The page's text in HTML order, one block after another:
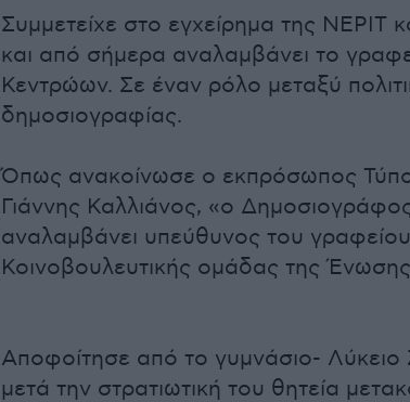
Συμμετείχε στο εγχείρημα της ΝΕΡΙΤ
και από σήμερα αναλαμβάνει το
Κεντρώων. Σε έναν ρόλο μεταξύ
δημοσιογραφίας.
Όπως ανακοίνωσε ο εκπρόσωπος
Γιάννης Καλλιάνος, «ο
αναλαμβάνει υπεύθυνος του
Κοινοβουλευτικής ομάδας της
Αποφοίτησε από το γυμνάσιο- Λύκειο
μετά την στρατιωτική του θητεία